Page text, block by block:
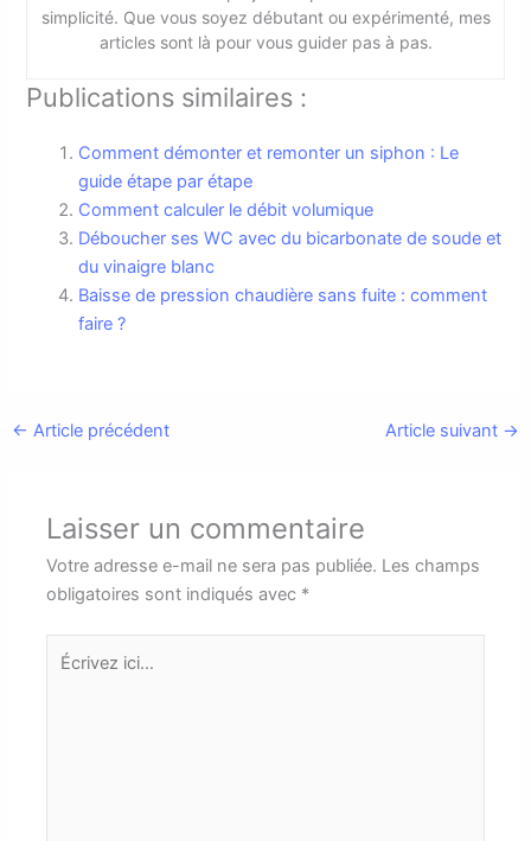
simplicité. Que vous soyez débutant ou expérimenté, mes
articles sont là pour vous guider pas à pas.
Publications similaires :
Comment démonter et remonter un siphon : Le
guide étape par étape
Comment calculer le débit volumique
Déboucher ses WC avec du bicarbonate de soude et
du vinaigre blanc
Baisse de pression chaudière sans fuite : comment
faire ?
← Article précédent Article suivant →
Laisser un commentaire
Votre adresse e-mail ne sera pas publiée. Les champs
obligatoires sont indiqués avec *
Écrivez
ici…